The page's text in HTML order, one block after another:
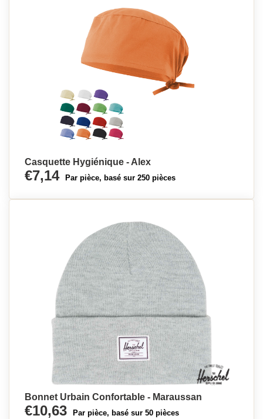
Casquette Hygiénique - Alex
€7,14 Par pièce, basé sur 250 pièces
Bonnet Urbain Confortable - Maraussan
€10,63 Par pièce, basé sur 50 pièces